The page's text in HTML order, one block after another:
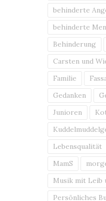
behinderte
behinderte
Behinderung
Carsten und
Familie
Gedanken
Junioren
Lebensqualität
MamS
Musik mit Leib
Persönliches